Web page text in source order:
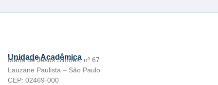
Unidade Acadêmica
Maria de Jesus Simões, nº 67
Lauzane Paulista – São Paulo
CEP: 02469-000